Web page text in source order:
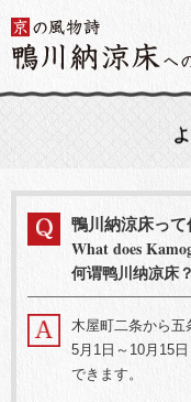
鴨川納涼床って
What does
何谓鸭川纳凉床？
木屋町二条から五
5月1日～10月15
できます。